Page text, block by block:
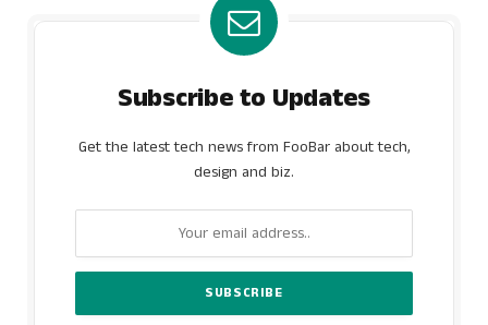
Subscribe to Updates
Get the latest tech news from FooBar about tech,
design and biz.